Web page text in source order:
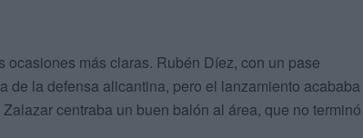
más claras. Rubén Díez, con un pase
de la defensa alicantina, pero el lanzamiento acababa
centraba un buen balón al área, que no terminó